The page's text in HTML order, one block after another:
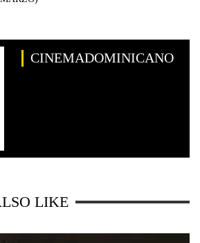
CINEMADOMINICANO
LIKE